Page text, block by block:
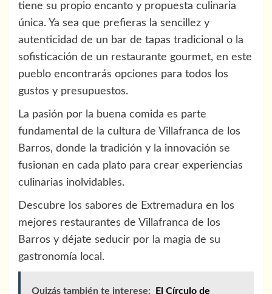
tiene su propio encanto y propuesta culinaria
única. Ya sea que prefieras la sencillez y
autenticidad de un bar de tapas tradicional o la
sofisticación de un restaurante gourmet, en este
pueblo encontrarás opciones para todos los
gustos y presupuestos.
La pasión por la buena comida es parte
fundamental de la cultura de Villafranca de los
Barros, donde la tradición y la innovación se
fusionan en cada plato para crear experiencias
culinarias inolvidables.
Descubre los sabores de Extremadura en los
mejores restaurantes de Villafranca de los
Barros y déjate seducir por la magia de su
gastronomía local.
Quizás también te interese: El Círculo de